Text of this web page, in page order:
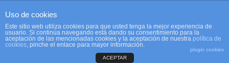
CONTACTO
Uso de cookies
Este sitio web utiliza cookies para que usted tenga la mejor experiencia de
usuario. Si continúa navegando está dando su consentimiento para la
aceptación de las mencionadas cookies y la aceptación de nuestra política de
cookies, pinche el enlace para mayor información.
plugin cookies
ACEPTAR